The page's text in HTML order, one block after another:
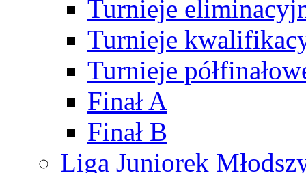
Turnieje
Turnieje
Turnieje
Finał A
Finał B
Liga Juniorek